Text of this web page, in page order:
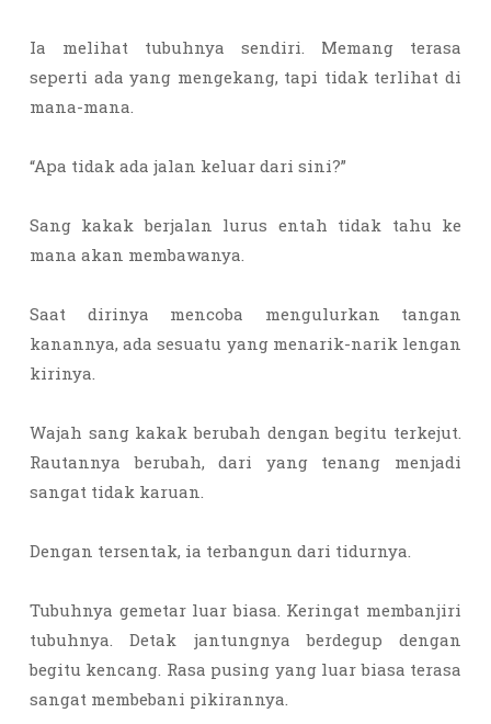
Ia melihat tubuhnya sendiri. Memang terasa
seperti ada yang mengekang, tapi tidak terlihat di
mana-mana.
“Apa tidak ada jalan keluar dari sini?”
Sang kakak berjalan lurus entah tidak tahu ke
mana akan membawanya.
Saat dirinya mencoba mengulurkan tangan
kanannya, ada sesuatu yang menarik-narik lengan
kirinya.
Wajah sang kakak berubah dengan begitu terkejut.
Rautannya berubah, dari yang tenang menjadi
sangat tidak karuan.
Dengan tersentak, ia terbangun dari tidurnya.
Tubuhnya gemetar luar biasa. Keringat membanjiri
tubuhnya. Detak jantungnya berdegup dengan
begitu kencang. Rasa pusing yang luar biasa terasa
sangat membebani pikirannya.